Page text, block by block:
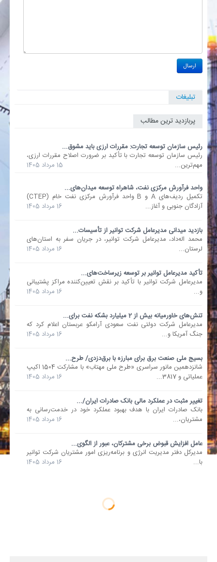
تبلیغات
پربازدید ترین مطالب
رئیس سازمان توسعه تجارت: مقررات ارزی باید مشوق...
رئیس سازمان توسعه تجارت با تأکید بر ضرورت اصلاح مقررات ارزی،
مهم‌ترین...
15 مرداد 1405
واحد فرآورش مرکزی نفت، شاهراه توسعه میدان‌های...
تکمیل ردیف‌های A و B واحد فرآورش مرکزی نفت خام (CTEP)
آزادگان جنوبی و آغاز...
16 مرداد 1405
بازدید میدانی مدیرعامل شرکت توانیر از تأسیسات...
محمد اله‌داد، مدیرعامل شرکت توانیر، در جریان سفر به استان‌های
لرستان...
16 مرداد 1405
تأکید مدیرعامل توانیر بر توسعه زیرساخت‌های...
مدیرعامل شرکت توانیر با تأکید بر نقش تعیین‌کننده مراکز پشتیبانی
و...
16 مرداد 1405
تنش‌های خاورمیانه بیش از 2 میلیارد بشکه نفت برای...
مدیرعامل شرکت دولتی نفت سعودی آرامکو عربستان اعلام کرد که
جنگ آمریکا و...
16 مرداد 1405
بسیج ملی صنعت برق برای مبارزه با برق‌دزدی/ طرح...
شانزدهمین مانور سراسری «طرح ملی مهتاب» با مشارکت 1504 اکیپ
عملیاتی و 3817...
16 مرداد 1405
تغییر مثبت در عملکرد مالی بانک صادرات ایران/...
​بانک صادرات ایران با هدف بهبود عملکرد خود در خدمت‌رسانی به
مشتریان،...
16 مرداد 1405
عامل افزایش قبوض برخی مشترکان، عبور از الگوی...
مدیرکل دفتر مدیریت انرژی و برنامه‌ریزی امور مشتریان شرکت توانیر
با...
16 مرداد 1405